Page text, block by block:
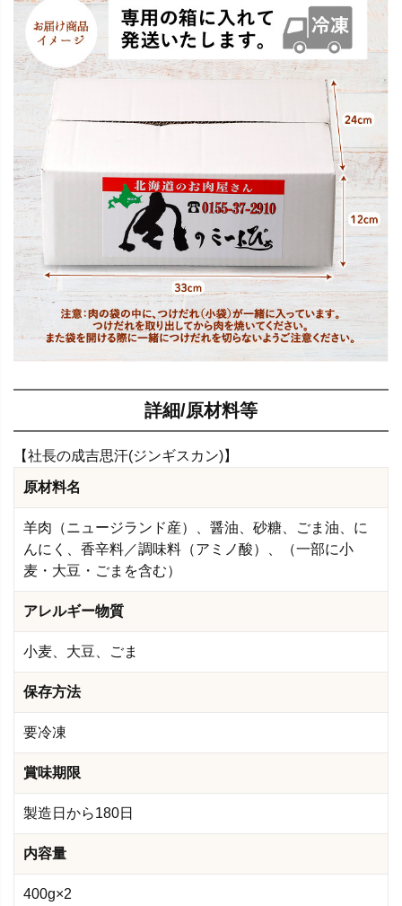
詳細/原材料等
【社長の成吉思汗(ジンギスカン)】
原材料名
羊肉（ニュージランド産）、醤油、砂糖、ごま油、に
んにく、香辛料／調味料（アミノ酸）、（一部に小
麦・大豆・ごまを含む）
アレルギー物質
小麦、大豆、ごま
保存方法
要冷凍
賞味期限
製造日から180日
内容量
400g×2